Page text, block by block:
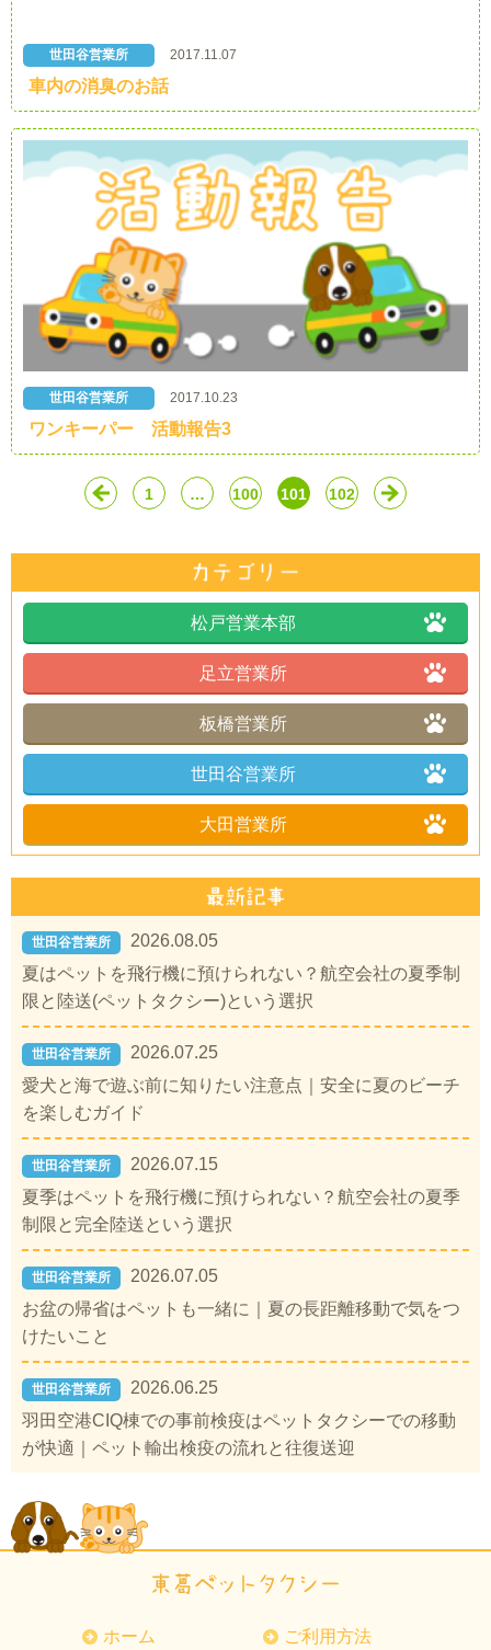
世田谷営業所 2017.11.07
車内の消臭のお話
世田谷営業所 2017.10.23
ワンキーパー 活動報告3
1 … 100 101 102
松戸営業本部
足立営業所
板橋営業所
世田谷営業所
大田営業所
世田谷営業所
2026.08.05
夏はペットを飛行機に預けられない？航空会社の夏季制
限と陸送(ペットタクシー)という選択
世田谷営業所
2026.07.25
愛犬と海で遊ぶ前に知りたい注意点｜安全に夏のビーチ
を楽しむガイド
世田谷営業所
2026.07.15
夏季はペットを飛行機に預けられない？航空会社の夏季
制限と完全陸送という選択
世田谷営業所
2026.07.05
お盆の帰省はペットも一緒に｜夏の長距離移動で気をつ
けたいこと
世田谷営業所
2026.06.25
羽田空港CIQ棟での事前検疫はペットタクシーでの移動
が快適｜ペット輸出検疫の流れと往復送迎
ホーム ご利用方法